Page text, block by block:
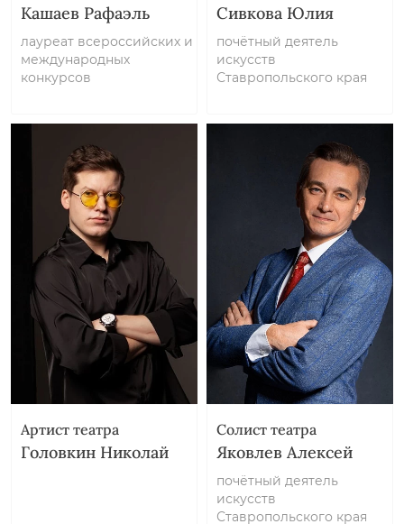
Кашаев Рафаэль
лауреат всероссийских и
международных
конкурсов
Сивкова Юлия
почётный деятель
искусств
Ставропольского края
Артист театра
Головкин Николай
Солист театра
Яковлев Алексей
почётный деятель
искусств
Ставропольского края